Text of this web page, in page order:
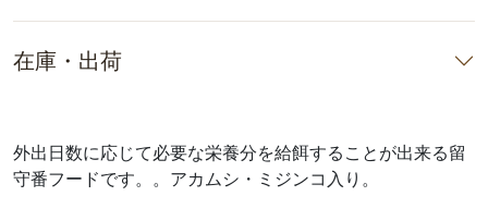
在庫・出荷
外出日数に応じて必要な栄養分を給餌することが出来る留
守番フードです。。アカムシ・ミジンコ入り。